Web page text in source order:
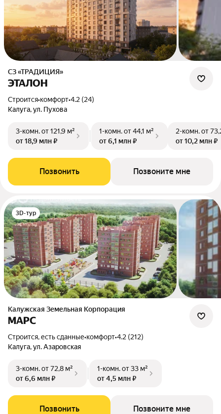
СЗ «ТРАДИЦИЯ»
ЭТАЛОН
Строится•комфорт•4.2 (24)
Калуга, ул. Пухова
3-комн.от 121,9 м²
от 18,9 млн ₽
1-комн.от 44,1 м²
от 6,1 млн ₽
2-комн.от
от 10,2 млн ₽
Позвонить Позвоните мне
3D-тур
Калужская Земельная Корпорация
МАРС
Строится, есть сданные•комфорт•4.2 (212)
Калуга, ул. Азаровская
3-комн.от 72,8 м²
от 6,6 млн ₽
1-комн.от 33 м²
от 4,5 млн ₽
Позвонить Позвоните мне